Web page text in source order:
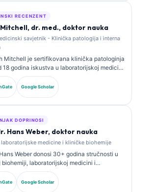
interpretaciji biomarkera i laboratorijskoj
na temu laboratorijske medicine.
RECENZENT
dr. med., doktor nauka
savjetnik - Klinička patologija i interna
Mitchell je sertifikovana klinička patologinja
18 godina iskustva u laboratorijskoj medicini
analizi. Ima specijalističke sertifikate
biohemije i opsežno je objavljivala radove
biomarkera i laboratorijskoj analizi u
Google Scholar
DOPRINOSI
Hans Weber, doktor nauka
laboratorijske medicine i kliničke biohemije
Weber donosi 30+ godina stručnosti u
laboratorijskoj medicini i
biomarkera. Bivši predsjednik Njemačkog
kliničku hemiju, specijalizovan je za
panela, standardizaciju
Google Scholar